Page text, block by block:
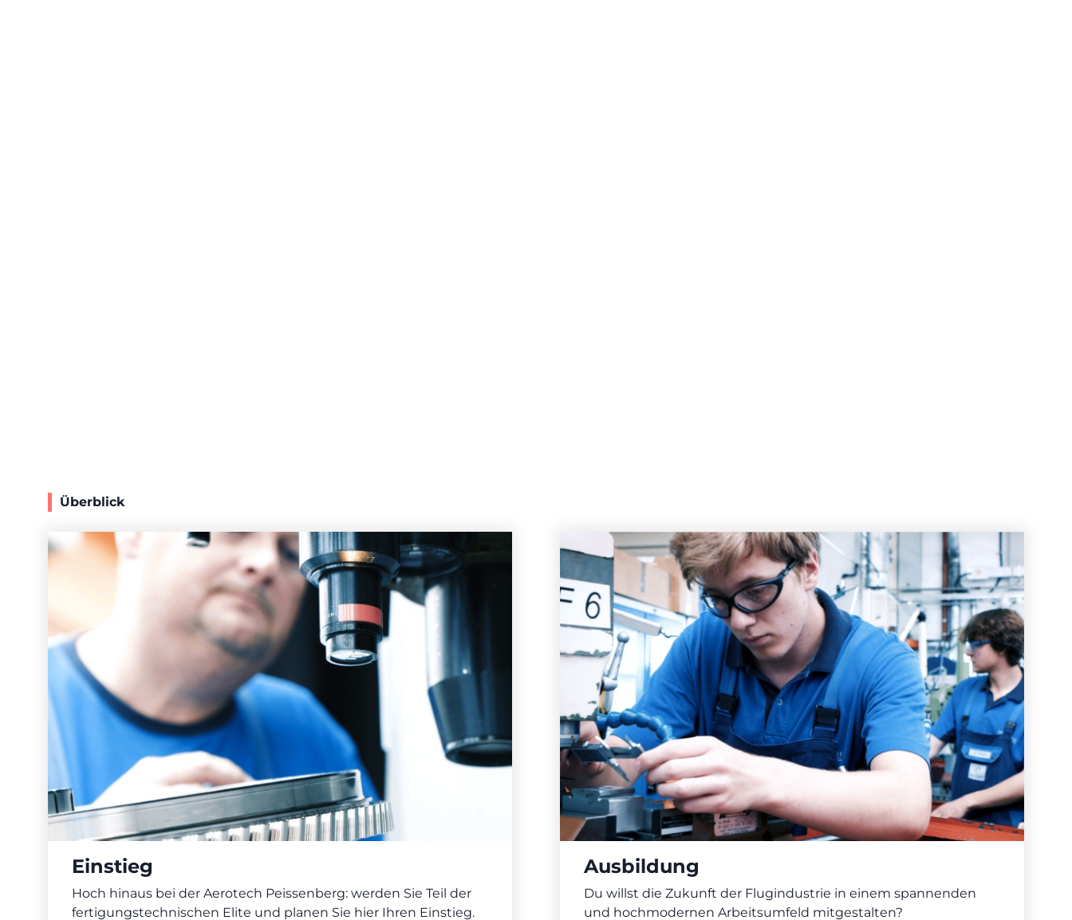
Überblick
Einstieg
Hoch hinaus bei der Aerotech Peissenberg: werden Sie Teil der
fertigungstechnischen Elite und planen Sie hier Ihren Einstieg.
Ausbildung
Du willst die Zukunft der Flugindustrie in einem spannenden
und hochmodernen Arbeitsumfeld mitgestalten?